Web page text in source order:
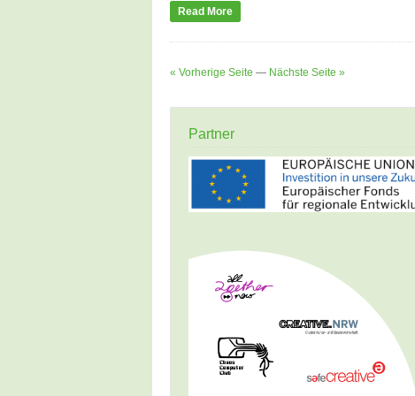
Read More
« Vorherige Seite — Nächste Seite »
Partner